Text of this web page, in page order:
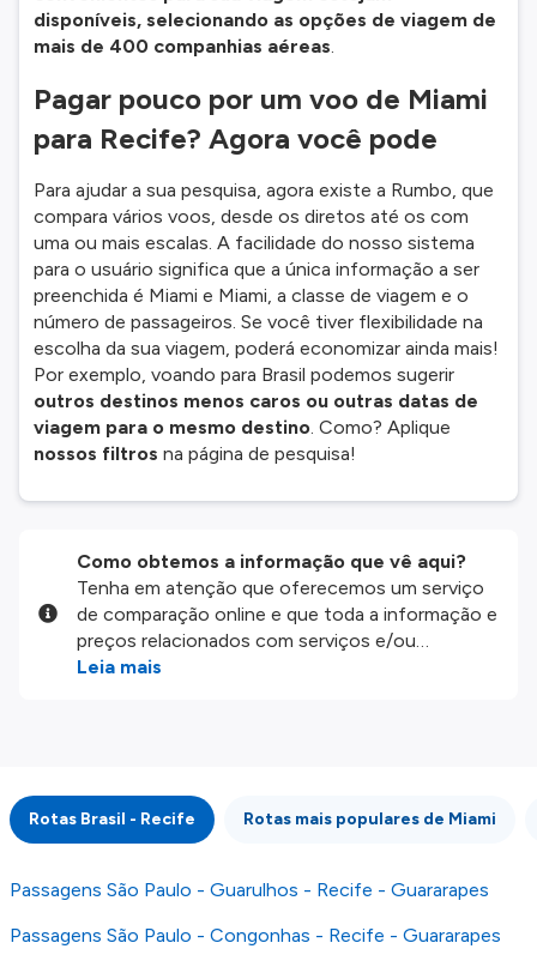
disponíveis, selecionando as opções de viagem de
mais de 400 companhias aéreas.
Pagar pouco por um voo de Miami
para Recife? Agora você pode
Para ajudar a sua pesquisa, agora existe a Rumbo, que
compara vários voos, desde os diretos até os com
uma ou mais escalas. A facilidade do nosso sistema
para o usuário significa que a única informação a ser
preenchida é Miami e Miami, a classe de viagem e o
número de passageiros. Se você tiver flexibilidade na
escolha da sua viagem, poderá economizar ainda mais!
Por exemplo, voando para Brasil podemos sugerir
outros destinos menos caros ou outras datas de
viagem para o mesmo destino. Como? Aplique
nossos filtros na página de pesquisa!
Como obtemos a informação que vê aqui?
Tenha em atenção que oferecemos um serviço
de comparação online e que toda a informação e
preços relacionados com serviços e/ou
produtos disponíveis no nosso website são
integridade ou pela precisão da informação
publicada, por isso verifique com atenção todas
as condições no website do parceiro antes de
fazer uma reserva. Para mais detalhes verifique
os nossosTermos e Condições.
Leia mais
Rotas Brasil - Recife Rotas mais populares de Miami
Passagens São Paulo - Guarulhos - Recife - Guararapes
Passagens São Paulo - Congonhas - Recife - Guararapes